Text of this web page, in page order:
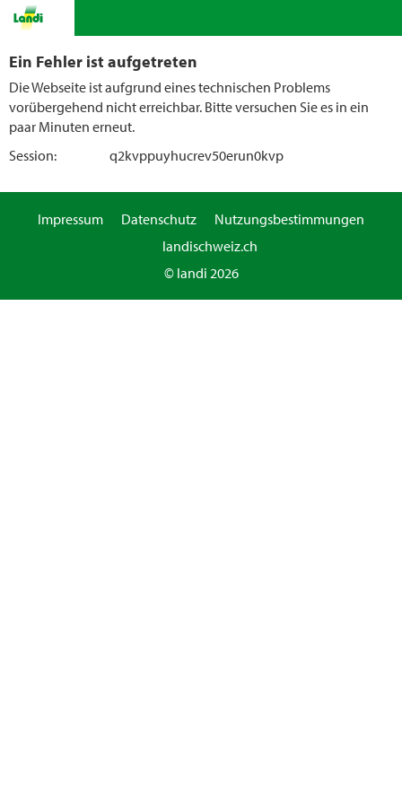
Ein Fehler ist aufgetreten
Die Webseite ist aufgrund eines technischen Problems
vorübergehend nicht erreichbar. Bitte versuchen Sie es in ein
paar Minuten erneut.
Session:
q2kvppuyhucrev50erun0kvp
Impressum Datenschutz
Nutzungsbestimmungen
landischweiz.ch
© landi 2026